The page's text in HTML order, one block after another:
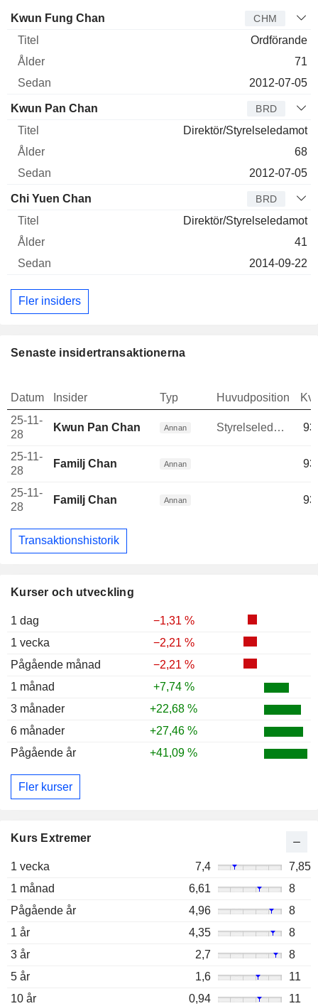
Kurser och utveckling
1 dag
−1,31 %
1 vecka
−2,21 %
Pågående månad
−2,21 %
1 månad
+7,74 %
3 månader
+22,68 %
6 månader
+27,46 %
Pågående år
+41,09 %
Fler kurser
Kurs Extremer
1 vecka 7,4
7,85
1 månad
6,61
8
Pågående år
4,96
8
1 år
4,35
8
3 år
2,7
8
5 år
1,6
11
10 år
0,94 11
Styrelseledamot Titel
Kwun Fung Chan CHM
Ordförande
71
2012-07-05
Kwun Pan Chan BRD
Direktör/Styrelseledamot
68
2012-07-05
Chi Yuen Chan BRD
Direktör/Styrelseledamot
41
2014-09-22
Fler insiders
Senaste insidertransaktionerna
Datum Insider Typ Huvudposition
25-11-
28
Kwun Pan Chan Annan Styrelseledamot
25-11-
28
Familj Chan Annan
25-11-
28
Familj Chan Annan
Transaktionshistorik